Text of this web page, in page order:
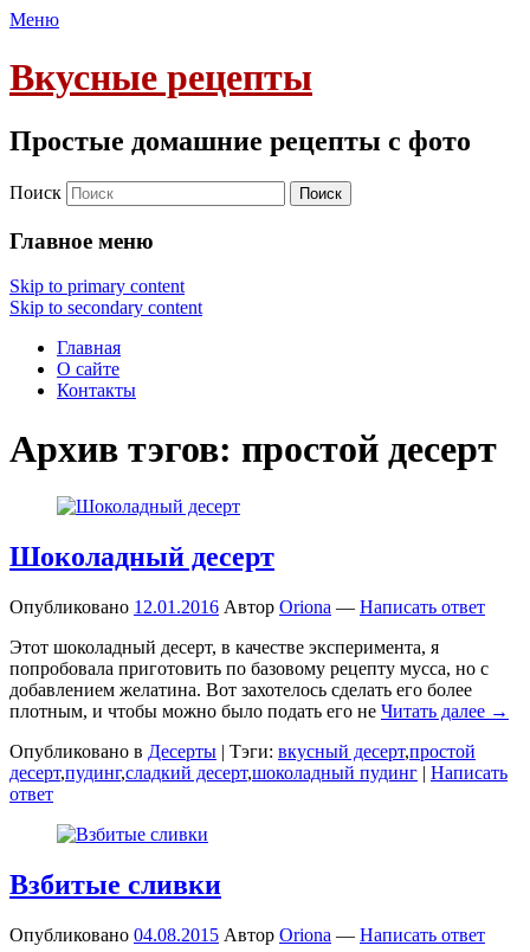
Меню
Вкусные рецепты
Простые домашние рецепты с фото
Поиск
Главное меню
Skip to primary content
Skip to secondary content
Главная
О сайте
Контакты
Архив тэгов: простой десерт
Шоколадный десерт
Опубликовано 12.01.2016 Автор Oriona — Написать ответ
Этот шоколадный десерт, в качестве эксперимента, я
попробовала приготовить по базовому рецепту мусса, но с
добавлением желатина. Вот захотелось сделать его более
плотным, и чтобы можно было подать его не Читать далее →
Опубликовано в Десерты | Тэги: вкусный десерт,простой
десерт,пудинг,сладкий десерт,шоколадный пудинг | Написать
ответ
Взбитые сливки
Опубликовано 04.08.2015 Автор Oriona — Написать ответ